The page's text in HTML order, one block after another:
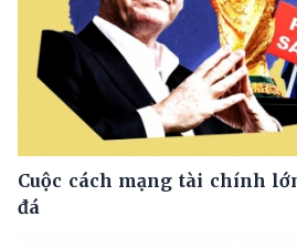
Cuộc cách mạng tài chính
đá